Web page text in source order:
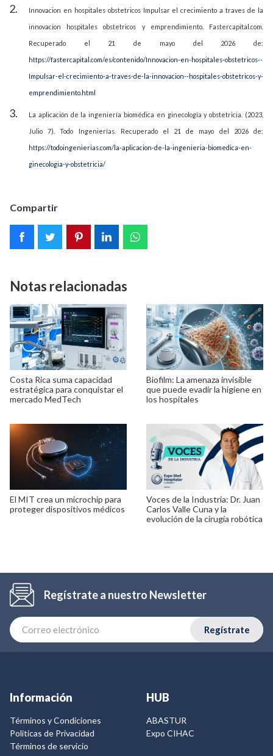
Innovacion en hospitales obstetricos Impulsar el crecimiento a traves de la
innovacion hospitales obstetricos y emprendimiento. Fastercapital.com.
Recuperado el 21 de mayo del 2026 de:
https://fastercapital.com/es/contenido/Innovacion-en-hospitales-obstetricos--
Impulsar-el-crecimiento-a-traves-de-la-innovacion--hospitales-obstetricos-y-
emprendimiento.html
La aplicación de la ingeniería biomédica en ginecología y obstetricia. (2023,
Julio 7). Todo Ingenierías. Recuperado el 21 de mayo del 2026 de:
https://todoingenierias.com/la-aplicacion-de-la-ingenieria-biomedica-en-
ginecologia-y-obstetricia/
Compartir
Notas relacionadas
Costa Rica suma capacidad
estratégica para conquistar el
mercado MedTech
Biofilm: La amenaza invisible
que puede evadir la higiene en
los hospitales
El MIT crea un microchip para
proteger dispositivos médicos
Voces de la Industria: Dr. Juan
Carlos Valle Cuna y la
evolución de la cirugía robótica
Regístrate a nuestro Newsletter
Regístrate
Información
Términos y Condiciones
Politicas de Privacidad
Términos de servicio
HUB
ABASTUR
Expo CIHAC